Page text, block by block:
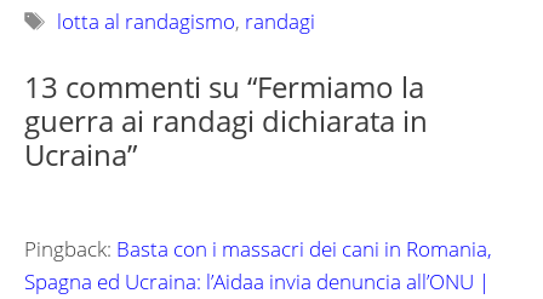
Tag
lotta al randagismo, randagi
13 commenti su “Fermiamo la
guerra ai randagi dichiarata in
Ucraina”
Pingback: Basta con i massacri dei cani in Romania,
Spagna ed Ucraina: l’Aidaa invia denuncia all’ONU |